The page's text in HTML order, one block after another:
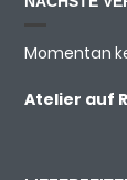
Momentan
Atelier auf